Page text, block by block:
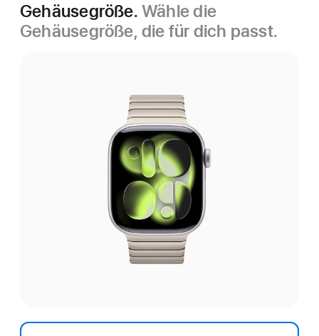
Gehäusegröße.Wähle die
Gehäusegröße, die für dich passt.